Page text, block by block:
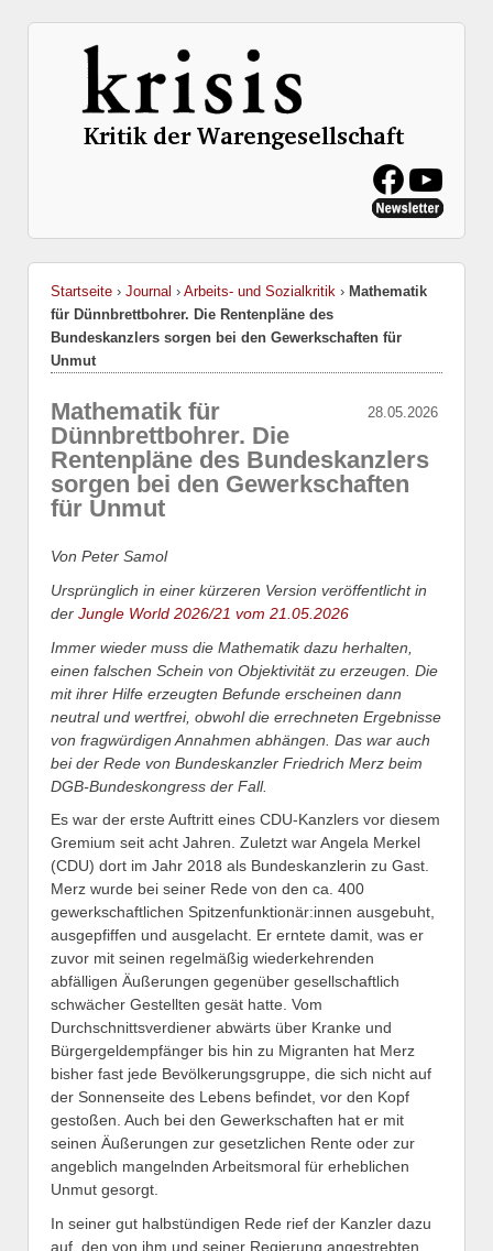
Startseite › Journal › Arbeits- und Sozialkritik › Mathematik
für Dünnbrettbohrer. Die Rentenpläne des
Bundeskanzlers sorgen bei den Gewerkschaften für
Unmut
28.05.2026
Mathematik für
Dünnbrettbohrer. Die
Rentenpläne des Bundeskanzlers
sorgen bei den Gewerkschaften
für Unmut
Von Peter Samol
Ursprünglich in einer kürzeren Version veröffentlicht in
der Jungle World 2026/21 vom 21.05.2026
Immer wieder muss die Mathematik dazu herhalten,
einen falschen Schein von Objektivität zu erzeugen. Die
mit ihrer Hilfe erzeugten Befunde erscheinen dann
neutral und wertfrei, obwohl die errechneten Ergebnisse
von fragwürdigen Annahmen abhängen. Das war auch
bei der Rede von Bundeskanzler Friedrich Merz beim
DGB-Bundeskongress der Fall.
Es war der erste Auftritt eines CDU-Kanzlers vor diesem
Gremium seit acht Jahren. Zuletzt war Angela Merkel
(CDU) dort im Jahr 2018 als Bundeskanzlerin zu Gast.
Merz wurde bei seiner Rede von den ca. 400
gewerkschaftlichen Spitzenfunktionär:innen ausgebuht,
ausgepfiffen und ausgelacht. Er erntete damit, was er
zuvor mit seinen regelmäßig wiederkehrenden
abfälligen Äußerungen gegenüber gesellschaftlich
schwächer Gestellten gesät hatte. Vom
Durchschnittsverdiener abwärts über Kranke und
Bürgergeldempfänger bis hin zu Migranten hat Merz
bisher fast jede Bevölkerungsgruppe, die sich nicht auf
der Sonnenseite des Lebens befindet, vor den Kopf
gestoßen. Auch bei den Gewerkschaften hat er mit
seinen Äußerungen zur gesetzlichen Rente oder zur
angeblich mangelnden Arbeitsmoral für erheblichen
Unmut gesorgt.
In seiner gut halbstündigen Rede rief der Kanzler dazu
auf, den von ihm und seiner Regierung angestrebten